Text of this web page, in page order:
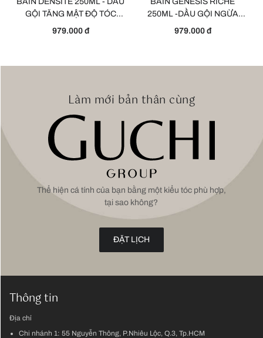
GỘI TĂNG MẬT ĐỘ TÓC
DÀNH CHO NỮ
979.000 đ
250ML -DẦU GỘI NGỪA
GÃY RỤNG - DÀNH CHO
979.000 đ
Làm mới bản thân cùng
Thể hiện cá tính của bạn bằng một kiểu tóc phù hợp,
tại sao không?
ĐẶT LỊCH
Thông tin
Địa chỉ
Chi nhánh 1: 55 Nguyễn Thông, P.Nhiêu Lộc, Q.3, Tp.HCM